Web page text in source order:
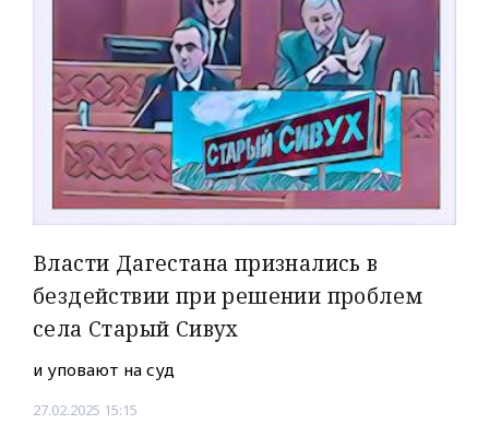
Власти Дагестана признались в
бездействии при решении проблем
села Старый Сивух
и уповают на суд
27.02.2025 15:15